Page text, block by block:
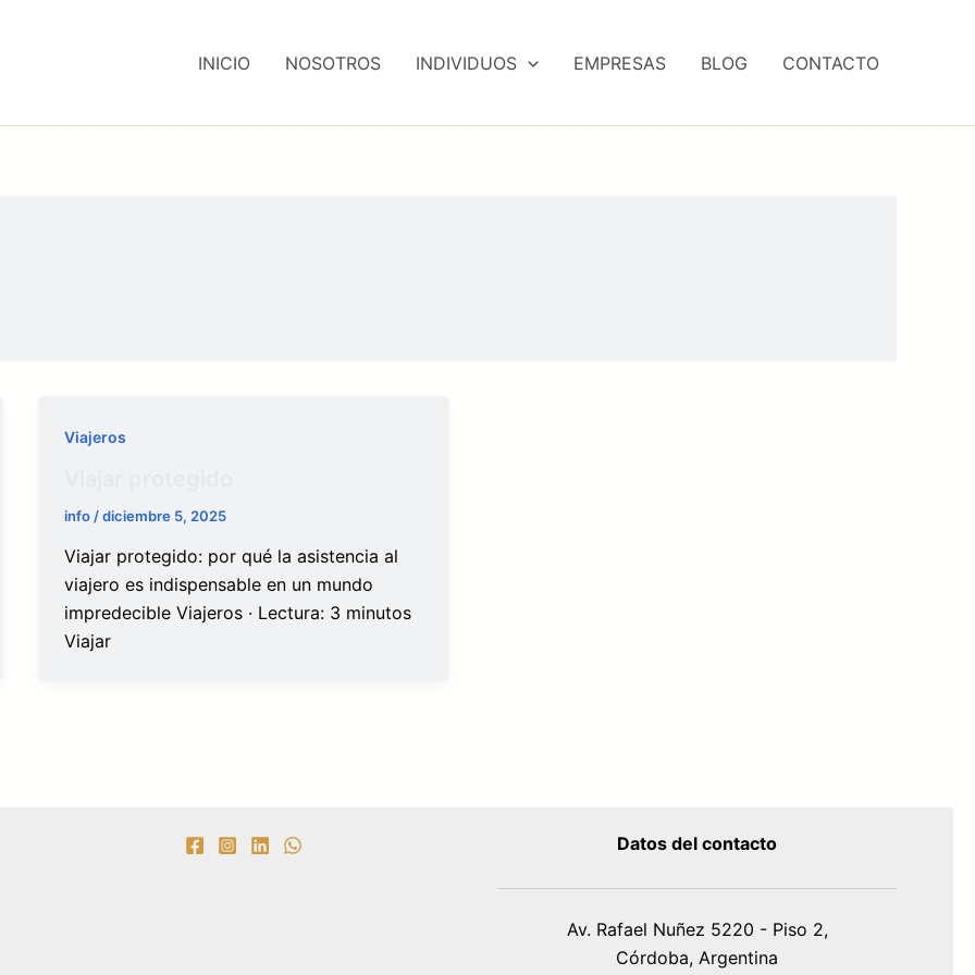
INICIO NOSOTROS INDIVIDUOS EMPRESAS BLOG CONTACTO
Viajeros
info /diciembre 5, 2025
Viajar protegido: por qué la asistencia al
viajero es indispensable en un mundo
impredecible Viajeros · Lectura: 3 minutos
Viajar
Datos del contacto
Av. Rafael Nuñez 5220 - Piso 2,
Córdoba, Argentina